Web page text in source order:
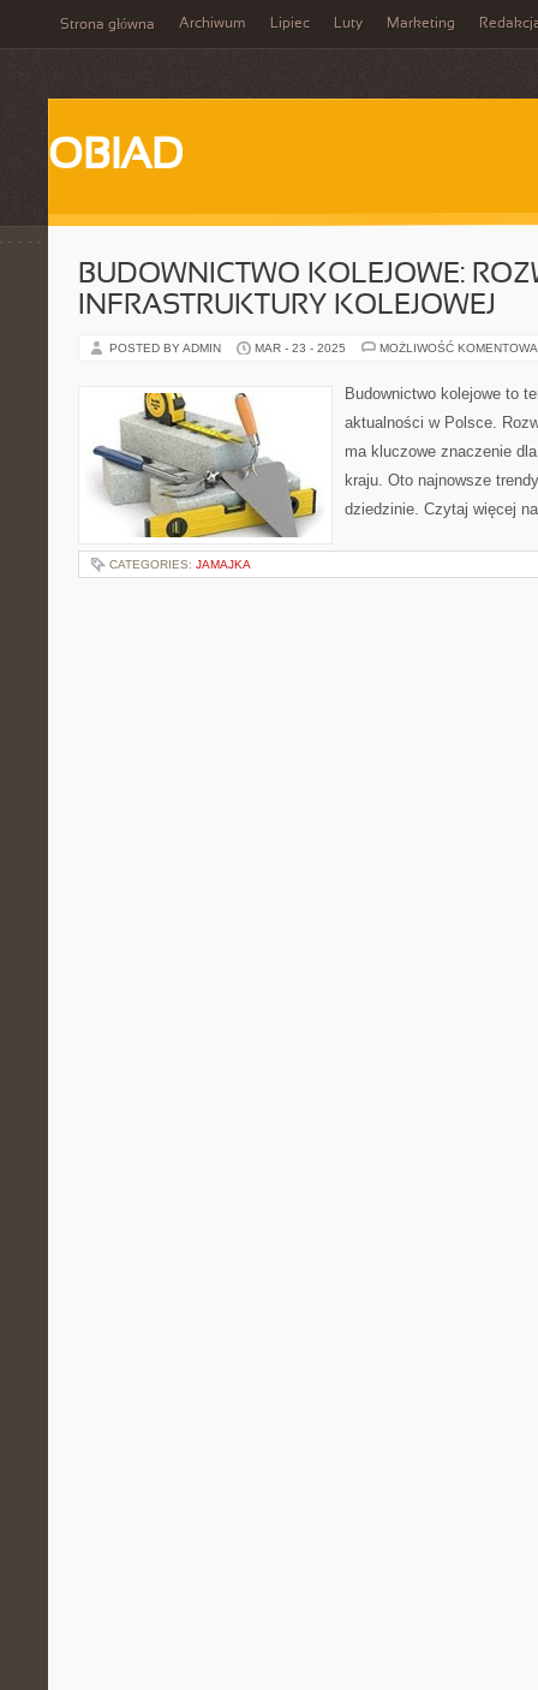
Strona główna Archiwum Lipiec Luty Marketing
OBIAD
BUDOWNICTWO KOLEJOWE:
INFRASTRUKTURY KOLEJOWEJ
POSTED BY ADMIN MAR - 23 - 2025 MOŻLIWOŚĆ
Budownictwo kolejowe to
aktualności w Polsce.
ma kluczowe znaczenie
kraju. Oto najnowsze
dziedzinie. Czytaj więcej
CATEGORIES: JAMAJKA